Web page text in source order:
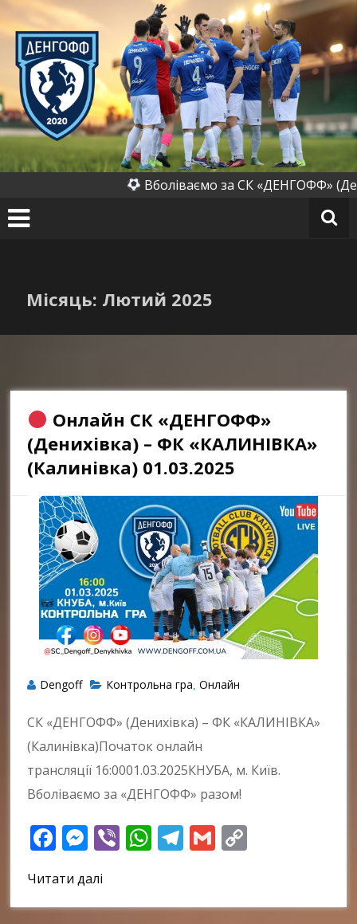
Перейти
вмісту
СК
«Д
ен
го
ф
ф»
(Д
Вболіваємо за СК «ДЕНГОФФ»
Місяць: Лютий 2025
Онлайн СК «ДЕНГОФФ»
(Денихівка) – ФК «КАЛИНІВКА»
(Калинівка) 01.03.2025
Dengoff Контрольна гра ,Онлайн
СК «ДЕНГОФФ» (Денихівка) – ФК «КАЛИНІВКА»
(Калинівка)Початок онлайн
трансляції 16:0001.03.2025КНУБА, м. Київ.
Вболіваємо за «ДЕНГОФФ» разом!
Facebook
Messenger
ViberWhatsApp
Telegram
Gmail
Читати далі